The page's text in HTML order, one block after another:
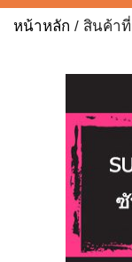
หน้าหลัก / สินค้าที่